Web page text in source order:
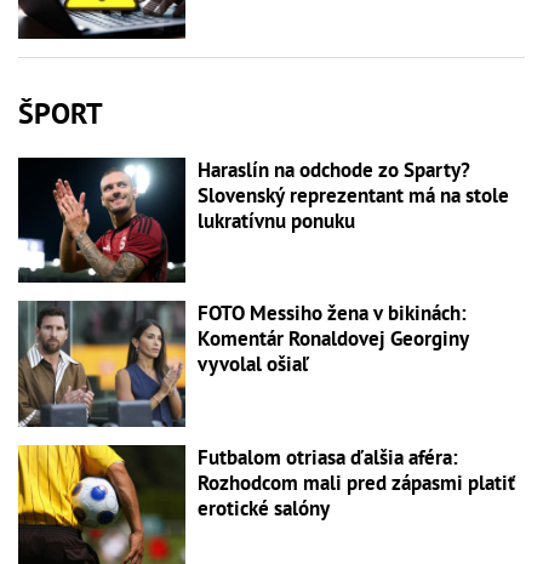
ŠPORT
Haraslín na odchode zo Sparty?
Slovenský reprezentant má na stole
lukratívnu ponuku
FOTO Messiho žena v bikinách:
Komentár Ronaldovej Georginy
vyvolal ošiaľ
Futbalom otriasa ďalšia aféra:
Rozhodcom mali pred zápasmi platiť
erotické salóny